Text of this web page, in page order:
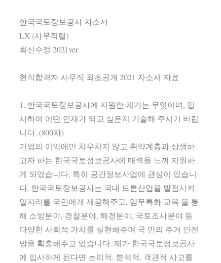
한국국토정보공사 자소서
LX (사무직렬)
최신수정 2021ver
현직합격자 사무직 최초공개 2021 자소서 자료
1. 한국국토정보공사에 지원한 계기는 무엇이며, 입
사하여 어떤 인재가 되고 싶은지 기술해 주시기 바랍
니다. (800자)
기업의 이익에만 치우치지 않고 취약계층과 상생하
고자 하는 한국국토정보공사에 매력을 느껴 지원하
게 되었습니다. 특히 공간정보사업에 관심이 있습니
다. 한국국토정보공사는 국내 드론산업을 발전시켜
일자리를 국민에게 제공해주고, 임무특화 교육 을 통
해 소방분야, 경찰분야, 해경분야, 국토조사분야 등
다양한 사회적 가치를 실현해주며 국 민의 주거 안전
망을 확충해주고 있습니다. 제가 한국국토정보공사
에 입사하게 된다면 논리적, 분석적, 객관적 사고를